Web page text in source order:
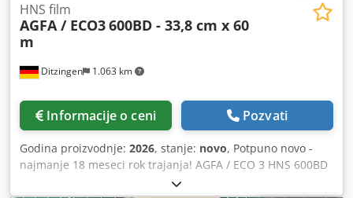
Ditzingen 1.063 km
HNS film
AGFA / ECO3600BD - 33,8 cm x 60
m
Informacije o ceni Pozvati
Godina proizvodnje: 2026, stanje: novo, Potpuno novo -
najmanje 18 meseci rok trajanja! AGFA / ECO 3 HNS 600BD
film 338 mm x 60 m Codob Rlbfspfx Amuoha Širina: 33,8